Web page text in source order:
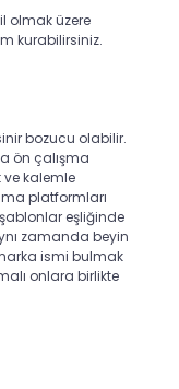
olmak üzere
kurabilirsiniz.
bozucu olabilir.
ön çalışma
ve kalemle
platformları
eşliğinde
zamanda beyin
ismi bulmak
onlara birlikte